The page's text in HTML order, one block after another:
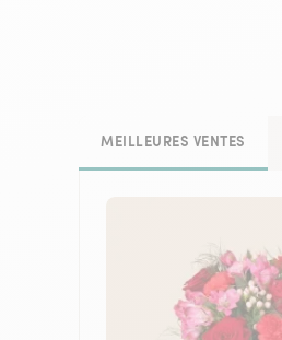
MEILLEURES VENTES